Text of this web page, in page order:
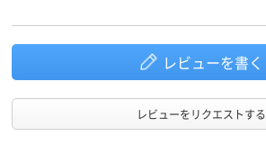
レビューを書く
レビューをリクエストする